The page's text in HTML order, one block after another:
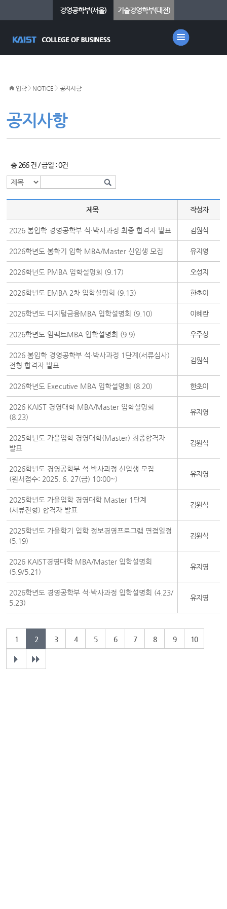
경영공학부(서울) 기술경영학부(대전)
공지사항
입학> NOTICE > 공지사항
총 266 건 / 금일 : 0건
제목 작성자
2026 봄입학 경영공학부 석·박사과정 최종 합격자 발표 김원식
2026학년도 봄학기 입학 MBA/Master 신입생 모집 유지영
2026학년도 PMBA 입학설명회 (9.17) 오성지
2026학년도 EMBA 2차 입학설명회 (9.13) 한초이
2026학년도 디지털금융MBA 입학설명회 (9.10) 이혜란
2026학년도 임팩트MBA 입학설명회 (9.9) 우주성
2026 봄입학 경영공학부 석·박사과정 1단계(서류심사)
전형 합격자 발표
김원식
2026학년도 Executive MBA 입학설명회 (8.20) 한초이
2026 KAIST 경영대학 MBA/Master 입학설명회
(8.23)
유지영
2025학년도 가을입학 경영대학(Master) 최종합격자
발표
김원식
2026학년도 경영공학부 석·박사과정 신입생 모집
(원서접수: 2025. 6. 27(금) 10:00~)
유지영
2025학년도 가을입학 경영대학 Master 1단계
(서류전형) 합격자 발표
김원식
2025학년도 가을학기 입학 정보경영프로그램 면접일정
(5.19)
김원식
2026 KAIST경영대학 MBA/Master 입학설명회
(5.9/5.21)
유지영
2026학년도 경영공학부 석·박사과정 입학설명회 (4.23/
5.23)
유지영
1 2 3 4 5 6 7 8 9 10